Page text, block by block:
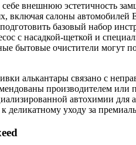
внешнюю эстетичность
включая салоны автомобилей
базовый набор
с насадкой-щеткой и
бытовые очистители могут
алькантары связано с
производителем или
автохимии для
деликатному уходу за